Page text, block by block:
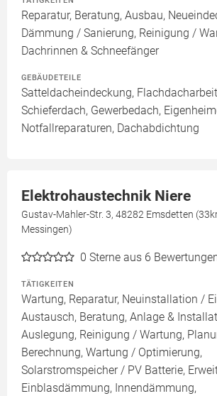
Reparatur, Beratung, Ausbau,
Dämmung / Sanierung, Reinigung /
Dachrinnen & Schneefänger
GEBÄUDETEILE
Satteldacheindeckung,
Schieferdach, Gewerbedach,
Notfallreparaturen, Dachabdichtung
Elektrohaustechnik Niere
Gustav-Mahler-Str. 3, 48282 Emsdetten
Messingen)
0 Sterne aus 6
TÄTIGKEITEN
Wartung, Reparatur, Neuinstallation /
Austausch, Beratung, Anlage &
Auslegung, Reinigung / Wartung,
Berechnung, Wartung / Optimierung,
Solarstromspeicher / PV Batterie,
Einblasdämmung, Innendämmung,